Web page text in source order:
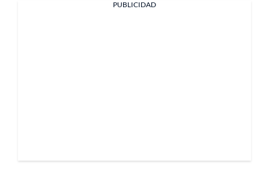
PUBLICIDAD